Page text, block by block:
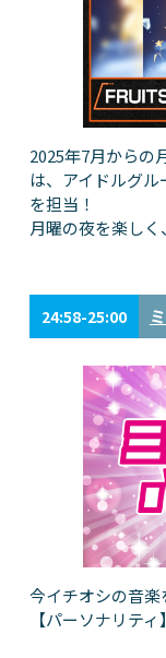
2025年7月からの
は、アイドルグ
を担当！
月曜の夜を楽しく
24:58-25:00
今イチオシの音楽
【パーソナリテ